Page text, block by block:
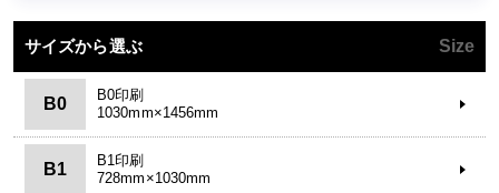
サイズから選ぶ Size
B0
B0印刷
1030mm×1456mm
B1
B1印刷
728mm×1030mm